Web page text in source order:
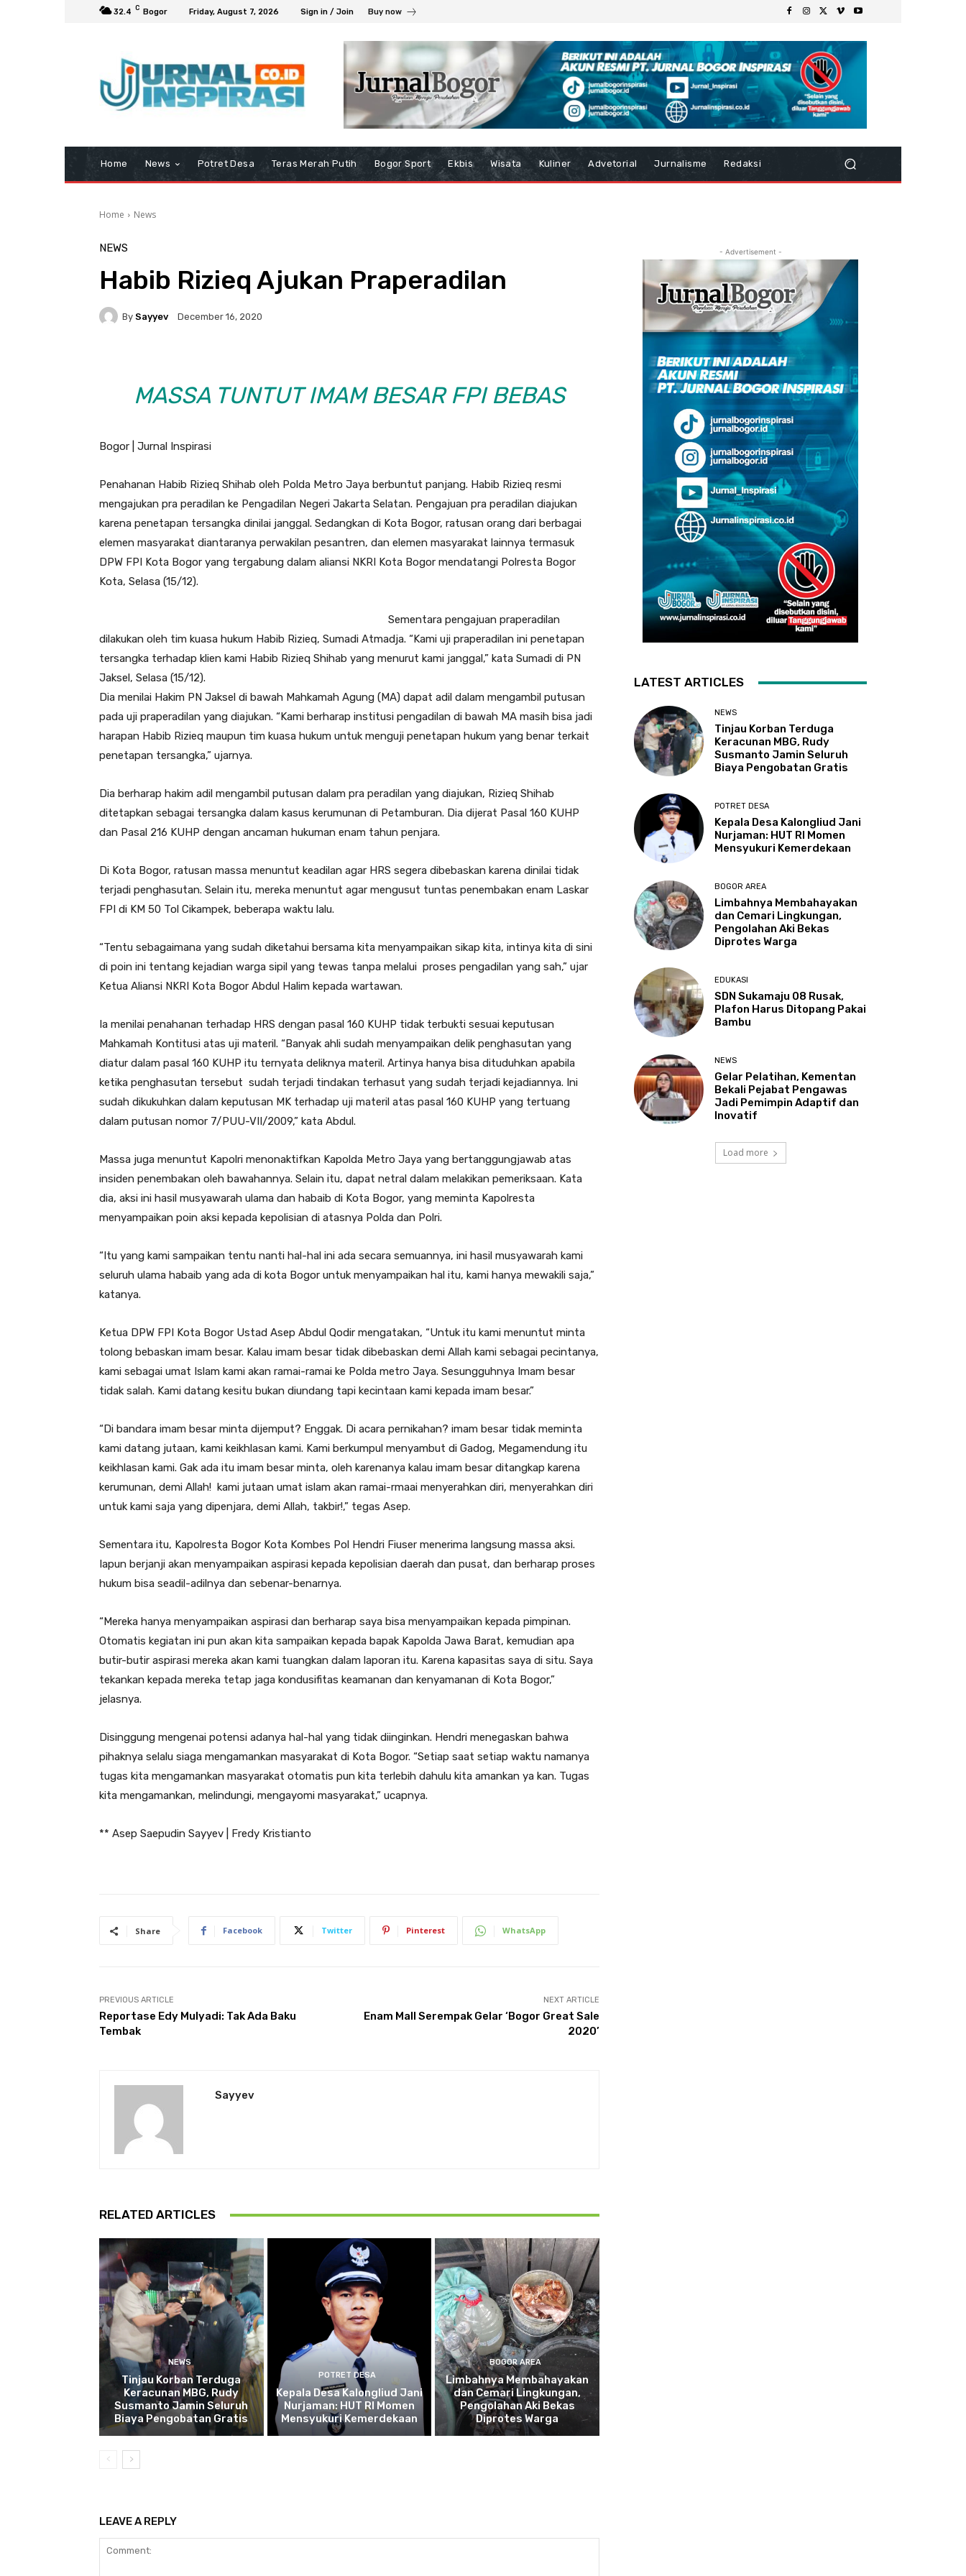
32.4 C Bogor Friday, August 7, 2026 Sign in / Join Buy now
Home News Potret Desa Teras Merah Putih Bogor Sport Ekbis Wisata Kuliner Advetorial Jurnalisme Redaksi
Home News
NEWS
Habib Rizieq Ajukan Praperadilan
By Sayyev December 16, 2020
MASSA TUNTUT IMAM BESAR FPI BEBAS
Bogor | Jurnal Inspirasi
Penahanan Habib Rizieq Shihab oleh Polda Metro Jaya berbuntut panjang. Habib Rizieq resmi
mengajukan pra peradilan ke Pengadilan Negeri Jakarta Selatan. Pengajuan pra peradilan diajukan
karena penetapan tersangka dinilai janggal. Sedangkan di Kota Bogor, ratusan orang dari berbagai
elemen masyarakat diantaranya perwakilan pesantren, dan elemen masyarakat lainnya termasuk
DPW FPI Kota Bogor yang tergabung dalam aliansi NKRI Kota Bogor mendatangi Polresta Bogor
Kota, Selasa (15/12).
Sementara pengajuan praperadilan
dilakukan oleh tim kuasa hukum Habib Rizieq, Sumadi Atmadja. “Kami uji praperadilan ini penetapan
tersangka terhadap klien kami Habib Rizieq Shihab yang menurut kami janggal,” kata Sumadi di PN
Jaksel, Selasa (15/12).
Dia menilai Hakim PN Jaksel di bawah Mahkamah Agung (MA) dapat adil dalam mengambil putusan
pada uji praperadilan yang diajukan. “Kami berharap institusi pengadilan di bawah MA masih bisa jadi
harapan Habib Rizieq maupun tim kuasa hukum untuk menguji penetapan hukum yang benar terkait
penetapan tersangka,” ujarnya.
Dia berharap hakim adil mengambil putusan dalam pra peradilan yang diajukan, Rizieq Shihab
ditetapkan sebagai tersangka dalam kasus kerumunan di Petamburan. Dia dijerat Pasal 160 KUHP
dan Pasal 216 KUHP dengan ancaman hukuman enam tahun penjara.
Di Kota Bogor, ratusan massa menuntut keadilan agar HRS segera dibebaskan karena dinilai tidak
terjadi penghasutan. Selain itu, mereka menuntut agar mengusut tuntas penembakan enam Laskar
FPI di KM 50 Tol Cikampek, beberapa waktu lalu.
“Tentu sebagaimana yang sudah diketahui bersama kita menyampaikan sikap kita, intinya kita di sini
di poin ini tentang kejadian warga sipil yang tewas tanpa melalui proses pengadilan yang sah,” ujar
Ketua Aliansi NKRI Kota Bogor Abdul Halim kepada wartawan.
Ia menilai penahanan terhadap HRS dengan pasal 160 KUHP tidak terbukti sesuai keputusan
Mahkamah Kontitusi atas uji materil. “Banyak ahli sudah menyampaikan delik penghasutan yang
diatur dalam pasal 160 KUHP itu ternyata deliknya materil. Artinya hanya bisa dituduhkan apabila
ketika penghasutan tersebut sudah terjadi tindakan terhasut yang sudah terjadi kejadiannya. Ini
sudah dikukuhkan dalam keputusan MK terhadap uji materil atas pasal 160 KUHP yang tertuang
dalam putusan nomor 7/PUU-VII/2009,” kata Abdul.
Massa juga menuntut Kapolri menonaktifkan Kapolda Metro Jaya yang bertanggungjawab atas
insiden penembakan oleh bawahannya. Selain itu, dapat netral dalam melakikan pemeriksaan. Kata
dia, aksi ini hasil musyawarah ulama dan habaib di Kota Bogor, yang meminta Kapolresta
menyampaikan poin aksi kepada kepolisian di atasnya Polda dan Polri.
“Itu yang kami sampaikan tentu nanti hal-hal ini ada secara semuannya, ini hasil musyawarah kami
seluruh ulama habaib yang ada di kota Bogor untuk menyampaikan hal itu, kami hanya mewakili saja,”
katanya.
Ketua DPW FPI Kota Bogor Ustad Asep Abdul Qodir mengatakan, “Untuk itu kami menuntut minta
tolong bebaskan imam besar. Kalau imam besar tidak dibebaskan demi Allah kami sebagai pecintanya,
kami sebagai umat Islam kami akan ramai-ramai ke Polda metro Jaya. Sesungguhnya Imam besar
tidak salah. Kami datang kesitu bukan diundang tapi kecintaan kami kepada imam besar.”
“Di bandara imam besar minta dijemput? Enggak. Di acara pernikahan? imam besar tidak meminta
kami datang jutaan, kami keikhlasan kami. Kami berkumpul menyambut di Gadog, Megamendung itu
keikhlasan kami. Gak ada itu imam besar minta, oleh karenanya kalau imam besar ditangkap karena
kerumunan, demi Allah! kami jutaan umat islam akan ramai-rmaai menyerahkan diri, menyerahkan diri
untuk kami saja yang dipenjara, demi Allah, takbir!,” tegas Asep.
Sementara itu, Kapolresta Bogor Kota Kombes Pol Hendri Fiuser menerima langsung massa aksi.
Iapun berjanji akan menyampaikan aspirasi kepada kepolisian daerah dan pusat, dan berharap proses
hukum bisa seadil-adilnya dan sebenar-benarnya.
“Mereka hanya menyampaikan aspirasi dan berharap saya bisa menyampaikan kepada pimpinan.
Otomatis kegiatan ini pun akan kita sampaikan kepada bapak Kapolda Jawa Barat, kemudian apa
butir-butir aspirasi mereka akan kami tuangkan dalam laporan itu. Karena kapasitas saya di situ. Saya
tekankan kepada mereka tetap jaga kondusifitas keamanan dan kenyamanan di Kota Bogor,”
jelasnya.
Disinggung mengenai potensi adanya hal-hal yang tidak diinginkan. Hendri menegaskan bahwa
pihaknya selalu siaga mengamankan masyarakat di Kota Bogor. “Setiap saat setiap waktu namanya
tugas kita mengamankan masyarakat otomatis pun kita terlebih dahulu kita amankan ya kan. Tugas
kita mengamankan, melindungi, mengayomi masyarakat,” ucapnya.
** Asep Saepudin Sayyev | Fredy Kristianto
Share Facebook Twitter Pinterest WhatsApp
PREVIOUS ARTICLE
Reportase Edy Mulyadi: Tak Ada Baku
Tembak
NEXT ARTICLE
Enam Mall Serempak Gelar ‘Bogor Great Sale
2020’
Sayyev
RELATED ARTICLES
NEWS
Tinjau Korban Terduga
Keracunan MBG, Rudy
Susmanto Jamin Seluruh
Biaya Pengobatan Gratis
POTRET DESA
Kepala Desa Kalongliud Jani
Nurjaman: HUT RI Momen
Mensyukuri Kemerdekaan
BOGOR AREA
Limbahnya Membahayakan
dan Cemari Lingkungan,
Pengolahan Aki Bekas
Diprotes Warga
LEAVE A REPLY
- Advertisement -
LATEST ARTICLES
NEWS
Tinjau Korban Terduga
Keracunan MBG, Rudy
Susmanto Jamin Seluruh
Biaya Pengobatan Gratis
POTRET DESA
Kepala Desa Kalongliud Jani
Nurjaman: HUT RI Momen
Mensyukuri Kemerdekaan
BOGOR AREA
Limbahnya Membahayakan
dan Cemari Lingkungan,
Pengolahan Aki Bekas
Diprotes Warga
EDUKASI
SDN Sukamaju 08 Rusak,
Plafon Harus Ditopang Pakai
Bambu
NEWS
Gelar Pelatihan, Kementan
Bekali Pejabat Pengawas
Jadi Pemimpin Adaptif dan
Inovatif
Load more